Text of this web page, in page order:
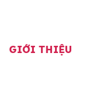
GIỚI THIỆU